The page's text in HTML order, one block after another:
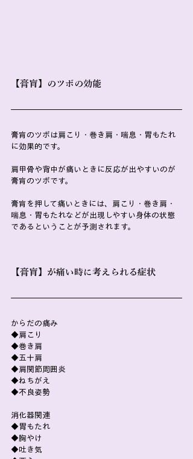
【膏肓】のツボの効能
膏肓のツボは肩こり・巻き肩・喘息・胃もたれ
に効果的です。
肩甲骨や背中が痛いときに反応が出やすいのが
膏肓のツボです。
膏肓を押して痛いときには、肩こり・巻き肩・
喘息・胃もたれなどが出現しやすい身体の状態
であるということが予測されます。
【膏肓】が痛い時に考えられる症状
からだの痛み
◆肩こり
◆巻き肩
◆五十肩
◆肩関節周囲炎
◆ねちがえ
◆不良姿勢
消化器関連
◆胃もたれ
◆胸やけ
◆吐き気